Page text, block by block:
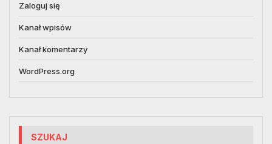
Zaloguj się
Kanał wpisów
Kanał komentarzy
WordPress.org
SZUKAJ